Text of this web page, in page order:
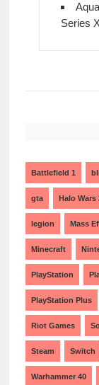
Series
Battlefield 1
gta Halo Wars
legion Mass
Minecraft
PlayStation
PlayStation Plus
Riot Games
Steam Switch
Warhammer 40